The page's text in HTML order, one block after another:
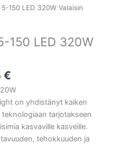
150 LED 320W Valaisin
150 LED 320W
€
on yhdistänyt kaiken
tarjotakseen
kasvaville kasveille.
tehokkuuden ja